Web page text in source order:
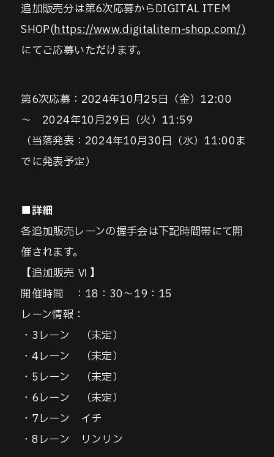
追加販売分は第6次応募からDIGITAL ITEM
SHOP(https://www.digitalitem-shop.com/)
にてご応募いただけます。
第6次応募：2024年10月25日（金）12:00
～ 2024年10月29日（火）11:59
（当落発表：2024年10月30日（水）11:00ま
でに発表予定）
■詳細
各追加販売レーンの握手会は下記時間帯にて開
催されます。
【追加販売 Ⅵ 】
開催時間 ：18：30～19：15
レーン情報：
・3レーン （未定）
・4レーン （未定）
・5レーン （未定）
・6レーン （未定）
・7レーン イチ
・8レーン リンリン